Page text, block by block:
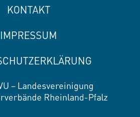
KONTAKT
IMPRESSUM
– Landesvereinigung
Rheinland-Pfalz